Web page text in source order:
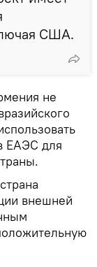
США.
не
ЕАЭС для
внешней